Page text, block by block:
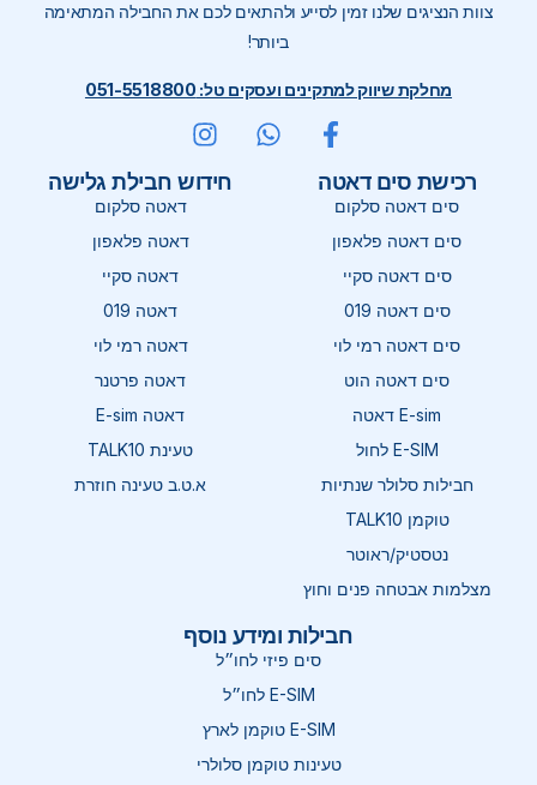
צוות הנציגים שלנו זמין לסייע ולהתאים לכם את החבילה המתאימה
ביותר!
מחלקת שיווק למתקינים ועסקים טל: 051-5518800
רכישת סים דאטה
סים דאטה סלקום
סים דאטה פלאפון
סים דאטה סקיי
סים דאטה 019
סים דאטה רמי לוי
סים דאטה הוט
E-sim דאטה
E-SIM לחול
חבילות סלולר שנתיות
טוקמן TALK10
נטסטיק/ראוטר
מצלמות אבטחה פנים וחוץ
חידוש חבילת גלישה
דאטה סלקום
דאטה פלאפון
דאטה סקיי
דאטה 019
דאטה רמי לוי
דאטה פרטנר
דאטה E-sim
טעינת TALK10
א.ט.ב טעינה חוזרת
חבילות ומידע נוסף
סים פיזי לחו״ל
E-SIM לחו״ל
E-SIM טוקמן לארץ
טעינות טוקמן סלולרי